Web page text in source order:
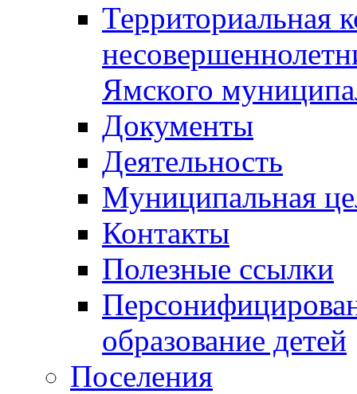
Территориальная
Ямского
Документы
Деятельность
Муниципальная
Контакты
Полезные ссылки
образование детей
Поселения